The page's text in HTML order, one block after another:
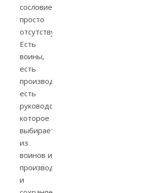
сословие
просто
отсутствует.
Есть
воины,
есть
производители,
есть
руководство,
которое
выбирается
из
воинов и
производителей
и